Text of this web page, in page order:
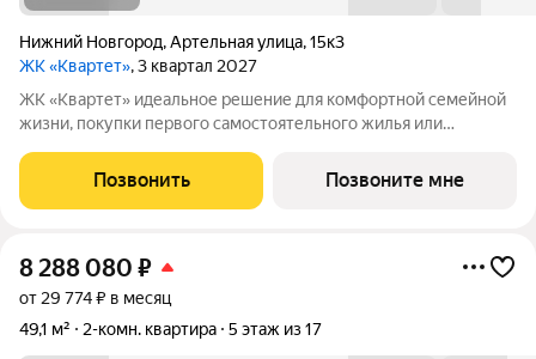
Нижний Новгород,Артельная улица,15к3
ЖК «Квартет», 3 квартал 2027
ЖК «Квартет» идеальное решение для комфортной семейной
жизни, покупки первого самостоятельного жилья или
комфорт-класса с эргономичными планировками, большим
выбором квартир и закрытым
Позвонить Позвоните мне
8 288 080 ₽
от 29 774 ₽ в месяц
49,1 м²
2-комн. квартира 5 этаж из 17